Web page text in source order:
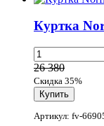
Куртка
26 380
Скидка 35%
Артикул: fv-